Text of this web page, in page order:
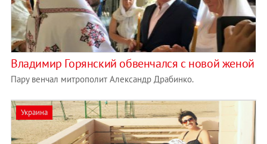
Владимир Горянский обвенчался с новой женой
Пару венчал митрополит Александр Драбинко.
Украина